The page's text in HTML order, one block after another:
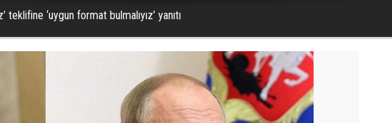
‘uygun format bulmalıyız’ yanıtı